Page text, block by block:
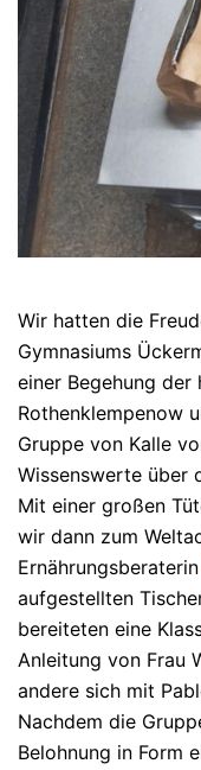
Wir hatten die
Gymnasiums
einer Begehung der
Rothenklempenow
Gruppe von Kalle
Wissenswerte über
Mit einer großen
wir dann zum
Ernährungsberaterin
aufgestellten
bereiteten eine
Anleitung von Frau
andere sich mit
Nachdem die
Belohnung in Form